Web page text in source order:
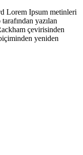
Lorem Ipsum metinleri
yazılan
çevirisinden
yeniden